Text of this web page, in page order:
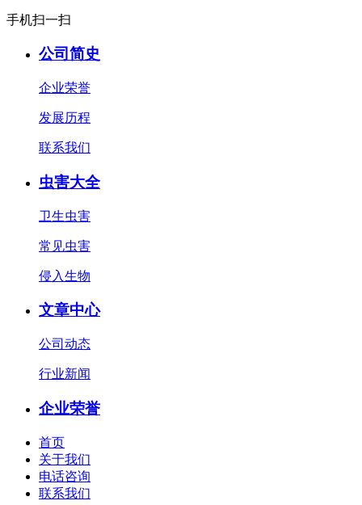
手机扫一扫
公司简史
企业荣誉
发展历程
联系我们
虫害大全
卫生虫害
常见虫害
侵入生物
文章中心
公司动态
行业新闻
企业荣誉
首页
关于我们
电话咨询
联系我们